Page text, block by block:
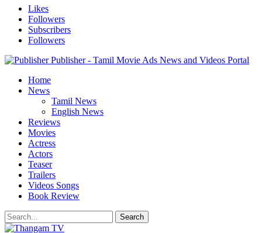
Likes
Followers
Subscribers
Followers
Publisher - Tamil Movie Ads News and Videos Portal
Home
News
Tamil News
English News
Reviews
Movies
Actress
Actors
Teaser
Trailers
Videos Songs
Book Review